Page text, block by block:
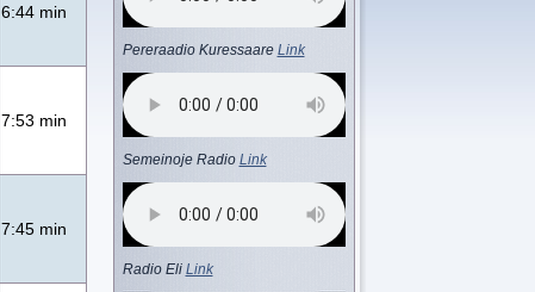
6:44 min
7:53 min
7:45 min
Pereraadio Kuressaare Link
Semeinoje Radio Link
Radio Eli Link